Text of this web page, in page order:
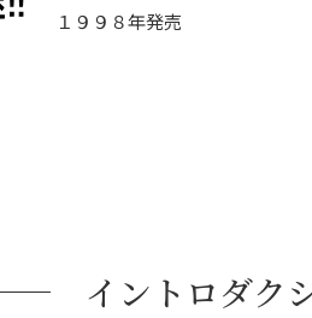
１９９８年発売
イントロダク